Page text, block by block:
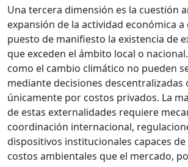
Una tercera dimensión es la cuestión
expansión de la actividad económica a
puesto de manifiesto la existencia de
que exceden el ámbito local o
como el cambio climático no pueden
mediante decisiones descentralizadas
únicamente por costos privados. La
de estas externalidades requiere
coordinación internacional,
dispositivos institucionales capaces
costos ambientales que el mercado,